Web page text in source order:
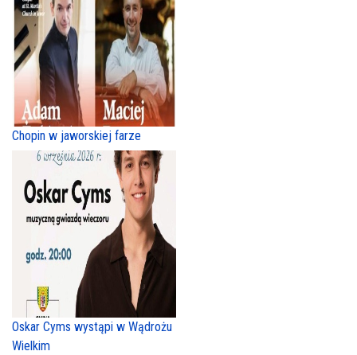
Chopin w jaworskiej farze
Oskar Cyms wystąpi w Wądrożu
Wielkim